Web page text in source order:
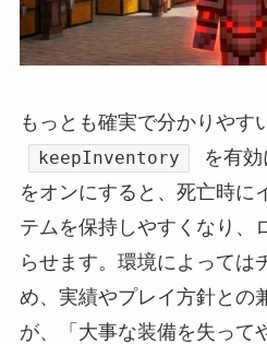
もっとも確実で分かりやす
keepInventory
を有
をオンにすると、死亡時に
テムを保持しやすくなり、
らせます。環境によっては
め、実績やプレイ方針との
が、「大事な装備を失って